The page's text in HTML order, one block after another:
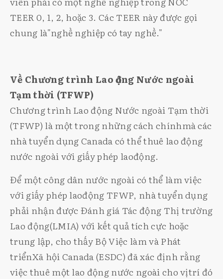
TEER 0, 1, 2, hoặc 3. Các TEER này được gọi
chung là"nghề nghiệp có tay nghề."
Về Chương trình Lao động Nước ngoài
Tạm thời (TFWP)
Chương trình Lao động Nước ngoài Tạm thời
(TFWP) là một trong những cách chínhmà các
nhà tuyển dụng Canada có thể thuê lao động
nước ngoài với giấy phép laođộng.
Để một công dân nước ngoài có thể làm việc
với giấy phép laođộng TFWP, nhà tuyển dụng
phải nhận được Đánh giá Tác động Thị trường
Lao động(LMIA) với kết quả tích cực hoặc
trung lập, cho thấy Bộ Việc làm và Phát
triểnXã hội Canada (ESDC) đã xác định rằng
việc thuê một lao động nước ngoài cho vịtrí đó